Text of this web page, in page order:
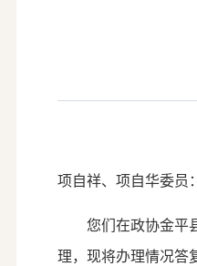
项自祥、项自华委员：
您们在政协金平
理，现将办理情况答